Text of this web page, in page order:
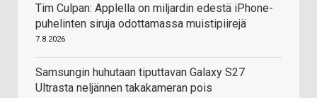
Tim Culpan: Applella on miljardin edestä iPhone-
puhelinten siruja odottamassa muistipiirejä
7.8.2026
Samsungin huhutaan tiputtavan Galaxy S27
Ultrasta neljännen takakameran pois